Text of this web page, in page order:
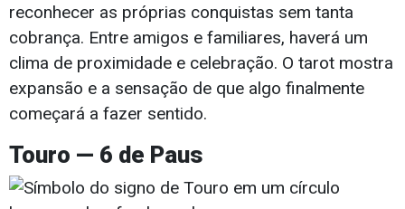
reconhecer as próprias conquistas sem tanta
cobrança. Entre amigos e familiares, haverá um
clima de proximidade e celebração. O tarot mostra
expansão e a sensação de que algo finalmente
começará a fazer sentido.
Touro — 6 de Paus